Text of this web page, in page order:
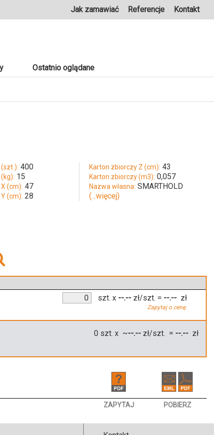
Jak zamawiać Referencje Kontakt
Ostatnio oglądane
400
15
(cm): 47
(cm): 28
Karton zbiorczy Z (cm): 43
Karton zbiorczy (m3): 0,057
Nazwa własna: SMARTHOLD
(...więcej)
szt. x --.-- zł/szt.
Zapytaj o cenę.
= --.-- zł
0 szt. x ~--.-- zł/szt. = --.-- zł
ZAPYTAJ POBIERZ